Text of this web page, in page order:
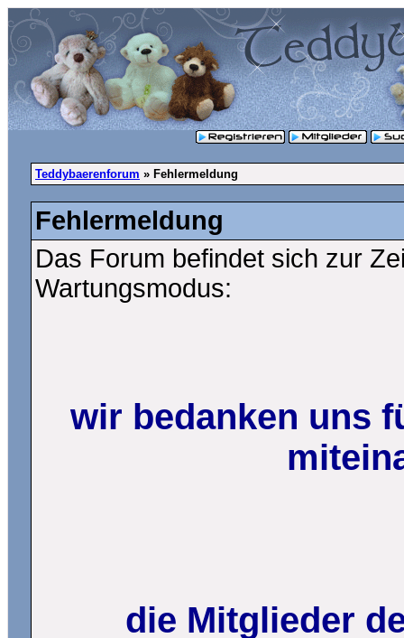
Teddybaerenforum » Fehlermeldung
Fehlermeldung
Das Forum befindet sich zur
Wartungsmodus:
wir bedanken uns
die Mitglieder